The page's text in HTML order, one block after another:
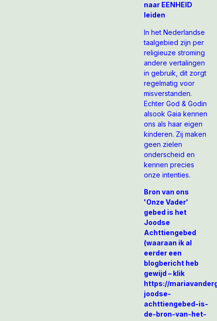
naar EENHEID
leiden
In het Nederlandse
taalgebied zijn per
religieuze stroming
andere vertalingen
in gebruik, dit zorgt
regelmatig voor
misverstanden.
Echter God & Godin
alsook Gaia kennen
ons als haar eigen
kinderen. Zij maken
geen zielen
onderscheid en
kennen precies
onze intenties.
Bron van ons
'Onze Vader'
gebed is het
Joodse
Achttiengebed
(waaraan ik al
eerder een
blogbericht heb
gewijd – klik
https://
joodse-
achttiengebed-is-
de-bron-van-het-